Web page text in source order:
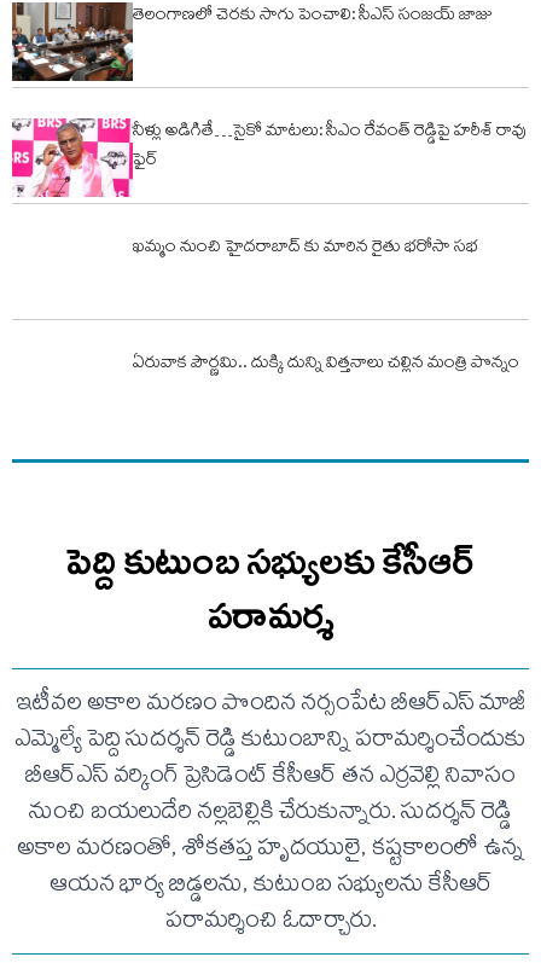
తెలంగాణలో చెరకు సాగు పెంచాలి: సీఎస్ సంజయ్ జాజు
నీళ్లు అడిగితే…సైకో మాటలు: సీఎం రేవంత్ రెడ్డిపై హరీశ్ రావు
ఫైర్
ఖమ్మం నుంచి హైదరాబాద్ కు మారిన రైతు భరోసా సభ
ఏరువాక పౌర్ణమి.. దుక్కి దున్ని విత్తనాలు చల్లిన మంత్రి పొన్నం
పెద్ది కుటుంబ సభ్యులకు కేసీఆర్
పరామర్శ
ఇటీవల అకాల మరణం పొందిన నర్సంపేట బీఆర్ఎస్ మాజీ
ఎమ్మెల్యే పెద్ది సుదర్శన్ రెడ్డి కుటుంబాన్ని పరామర్శించేందుకు
బీఆర్ఎస్ వర్కింగ్ ప్రెసిడెంట్ కేసీఆర్ తన ఎర్రవెల్లి నివాసం
నుంచి బయలుదేరి నల్లబెల్లికి చేరుకున్నారు. సుదర్శన్ రెడ్డి
అకాల మరణంతో, శోకతప్త హృదయులై, కష్టకాలంలో ఉన్న
ఆయన భార్య బిడ్డలను, కుటుంబ సభ్యులను కేసీఆర్
పరామర్శించి ఓదార్చారు.